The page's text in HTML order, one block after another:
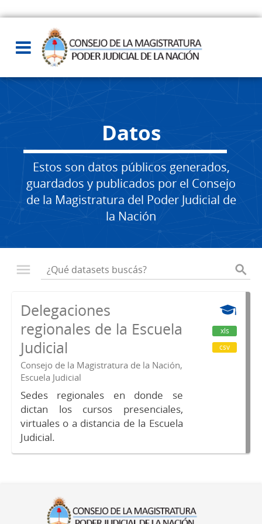
Datos
Estos son datos públicos generados,
guardados y publicados por el Consejo
de la Magistratura del Poder Judicial de
la Nación
Delegaciones
regionales de la Escuela
Judicial
Consejo de la Magistratura de la Nación,
Escuela Judicial
Sedes regionales en donde se
dictan los cursos presenciales,
virtuales o a distancia de la Escuela
Judicial.
xls
csv